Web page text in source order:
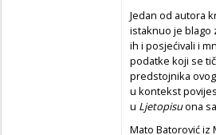
Jedan od autora
istaknuo je blago
ih i posjećivali i
podatke koji se
predstojnika
u kontekst
u Ljetopisuona
Mato Batorović iz